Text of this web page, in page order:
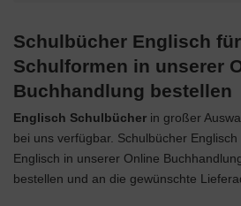
Schulbücher Englisch
Schulformen in unserer
Buchhandlung bestellen
Englisch Schulbücher in großer
bei uns verfügbar. Schulbücher
Englisch in unserer Online
bestellen und an die gewünschte